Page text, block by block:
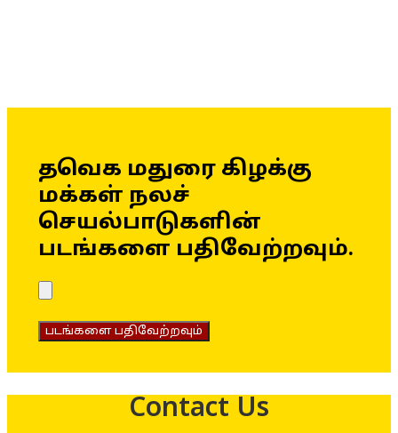
தவெக மதுரை கிழக்கு
மக்கள் நலச்
செயல்பாடுகளின்
படங்களை பதிவேற்றவும்.
படங்களை பதிவேற்றவும்
Contact Us